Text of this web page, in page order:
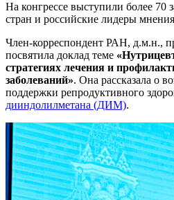
На конгрессе выступили более 70
стран и российские лидеры
Член-корреспондент РАН, д.м.н.,
посвятила доклад теме
стратегиях лечения и
заболеваний». Она рассказала о
поддержки репродуктивного
дииндолилметана (ДИМ).